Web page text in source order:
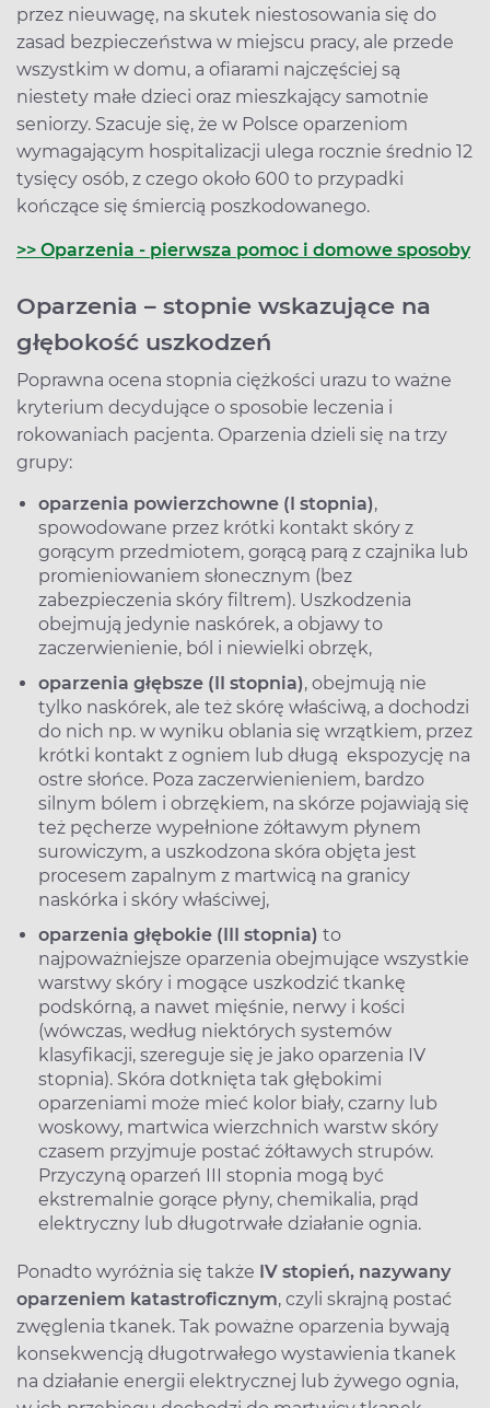
przez nieuwagę, na skutek niestosowania się do
zasad bezpieczeństwa w miejscu pracy, ale przede
wszystkim w domu, a ofiarami najczęściej są
niestety małe dzieci oraz mieszkający samotnie
seniorzy. Szacuje się, że w Polsce oparzeniom
wymagającym hospitalizacji ulega rocznie średnio 12
tysięcy osób, z czego około 600 to przypadki
kończące się śmiercią poszkodowanego.
>> Oparzenia - pierwsza pomoc i domowe sposoby
Oparzenia – stopnie wskazujące na
głębokość uszkodzeń
Poprawna ocena stopnia ciężkości urazu to ważne
kryterium decydujące o sposobie leczenia i
rokowaniach pacjenta. Oparzenia dzieli się na trzy
grupy:
oparzenia powierzchowne (I stopnia),
spowodowane przez krótki kontakt skóry z
gorącym przedmiotem, gorącą parą z czajnika lub
promieniowaniem słonecznym (bez
zabezpieczenia skóry filtrem). Uszkodzenia
obejmują jedynie naskórek, a objawy to
zaczerwienienie, ból i niewielki obrzęk,
oparzenia głębsze (II stopnia), obejmują nie
tylko naskórek, ale też skórę właściwą, a dochodzi
do nich np. w wyniku oblania się wrzątkiem, przez
krótki kontakt z ogniem lub długą ekspozycję na
ostre słońce. Poza zaczerwienieniem, bardzo
silnym bólem i obrzękiem, na skórze pojawiają się
też pęcherze wypełnione żółtawym płynem
surowiczym, a uszkodzona skóra objęta jest
procesem zapalnym z martwicą na granicy
naskórka i skóry właściwej,
oparzenia głębokie (III stopnia) to
najpoważniejsze oparzenia obejmujące wszystkie
warstwy skóry i mogące uszkodzić tkankę
podskórną, a nawet mięśnie, nerwy i kości
(wówczas, według niektórych systemów
klasyfikacji, szereguje się je jako oparzenia IV
stopnia). Skóra dotknięta tak głębokimi
oparzeniami może mieć kolor biały, czarny lub
woskowy, martwica wierzchnich warstw skóry
czasem przyjmuje postać żółtawych strupów.
Przyczyną oparzeń III stopnia mogą być
ekstremalnie gorące płyny, chemikalia, prąd
elektryczny lub długotrwałe działanie ognia.
Ponadto wyróżnia się także IV stopień, nazywany
oparzeniem katastroficznym, czyli skrajną postać
zwęglenia tkanek. Tak poważne oparzenia bywają
konsekwencją długotrwałego wystawienia tkanek
na działanie energii elektrycznej lub żywego ognia,